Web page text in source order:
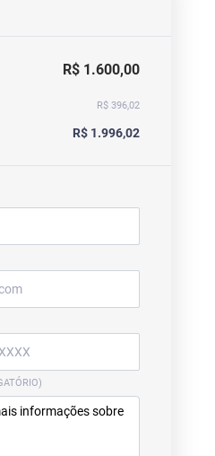
R$ 1.600,00
R$ 396,02
R$ 1.996,02